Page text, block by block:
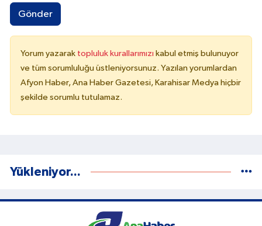
Gönder
Yorum yazarak topluluk kurallarımızı kabul etmiş bulunuyor
ve tüm sorumluluğu üstleniyorsunuz. Yazılan yorumlardan
Afyon Haber, Ana Haber Gazetesi, Karahisar Medya hiçbir
şekilde sorumlu tutulamaz.
Yükleniyor...